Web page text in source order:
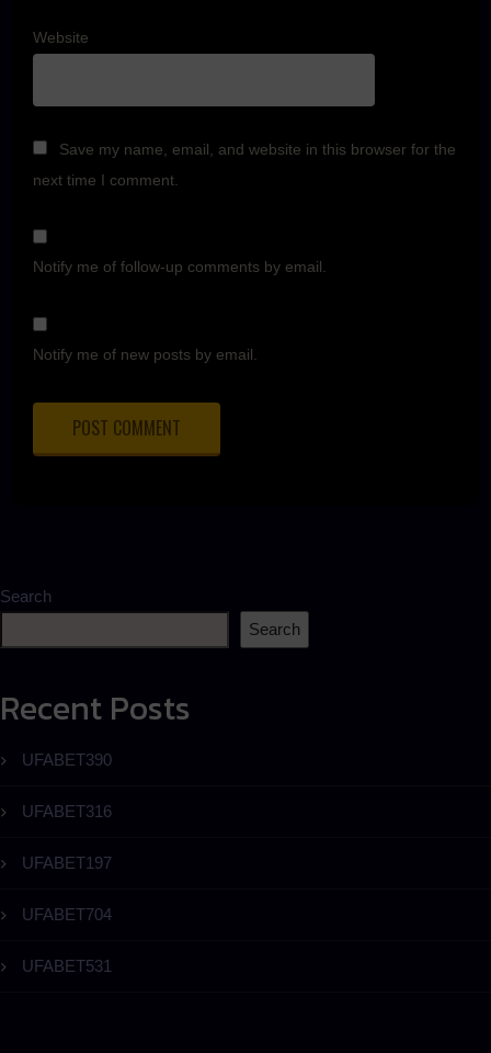
Website
Save my name, email, and website in this browser for the
next time I comment.
Notify me of follow-up comments by email.
Notify me of new posts by email.
Search
Search
Recent Posts
UFABET390
UFABET316
UFABET197
UFABET704
UFABET531